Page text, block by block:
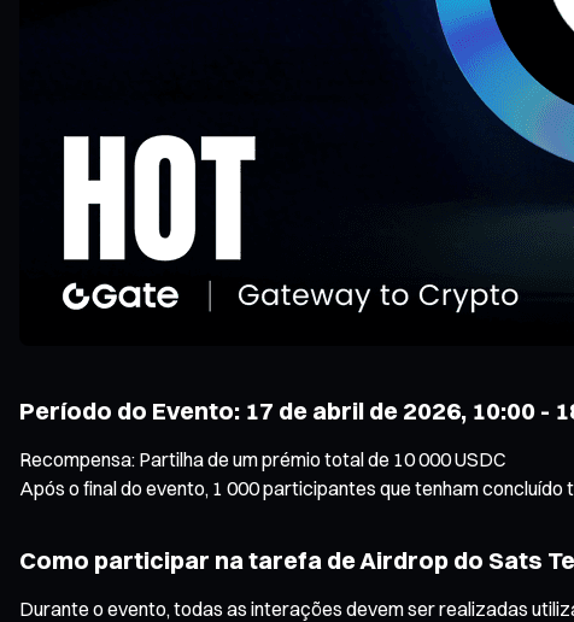
Período do Evento: 17 de abril de 2026, 10:00 -
Recompensa: Partilha de um prémio total de 10 000 USDC
Após o final do evento, 1 000 participantes que tenham
Como participar na tarefa de Airdrop do Sats
Durante o evento, todas as interações devem ser realizadas